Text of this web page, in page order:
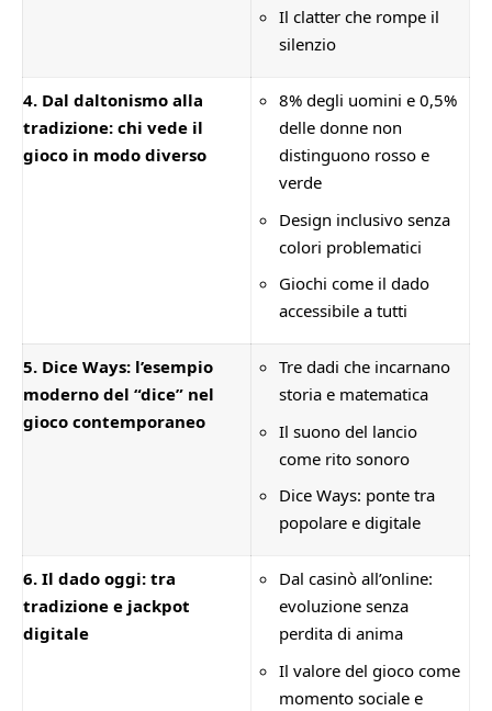
Il clatter che rompe il
silenzio
4. Dal daltonismo alla
tradizione: chi vede il
gioco in modo diverso
8% degli uomini e 0,5%
delle donne non
distinguono rosso e
verde
Design inclusivo senza
colori problematici
Giochi come il dado
accessibile a tutti
5. Dice Ways: l’esempio
moderno del “dice” nel
gioco contemporaneo
Tre dadi che incarnano
storia e matematica
Il suono del lancio
come rito sonoro
Dice Ways: ponte tra
popolare e digitale
6. Il dado oggi: tra
tradizione e jackpot
digitale
Dal casinò all’online:
evoluzione senza
perdita di anima
Il valore del gioco come
momento sociale e